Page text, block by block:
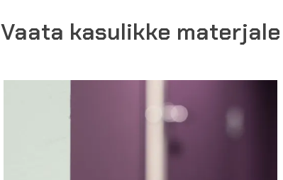
Vaata kasulikke materjale